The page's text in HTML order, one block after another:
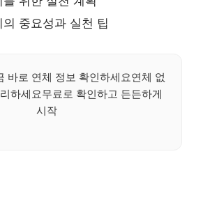
중요성과 실천 팁
바로 연체 정보 확인하세요연체 없
하세요무료로 확인하고 든든하게
시작